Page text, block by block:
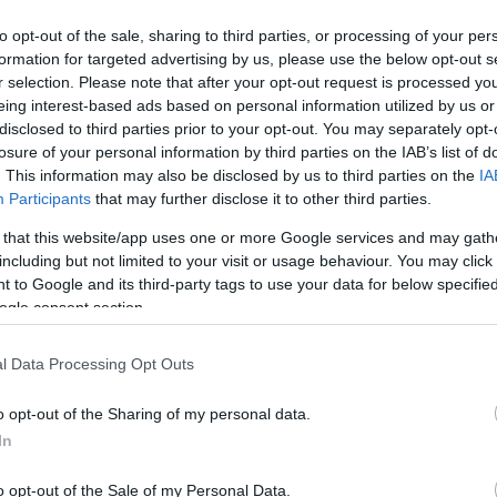
opt-out of the sale, sharing to third parties, or processing of your
for targeted advertising by us, please use the below opt-out
selection. Please note that after your opt-out request is processed
interest-based ads based on personal information utilized by us
to third parties prior to your opt-out. You may separately
of your personal information by third parties on the IAB’s list of
This information may also be disclosed by us to third parties on the
Participants that may further disclose it to other third parties.
that this website/app uses one or more Google services and may
but not limited to your visit or usage behaviour. You may
to Google and its third-party tags to use your data for below
consent section.
Data Processing Opt Outs
opt-out of the Sharing of my personal data.
opt-out of the Sale of my Personal Data.
Marjeta Šteharnik, mlada kmetica leta 2018,
novih stikov, druženje in izmenjava dragocenih
oz. kmetijah.